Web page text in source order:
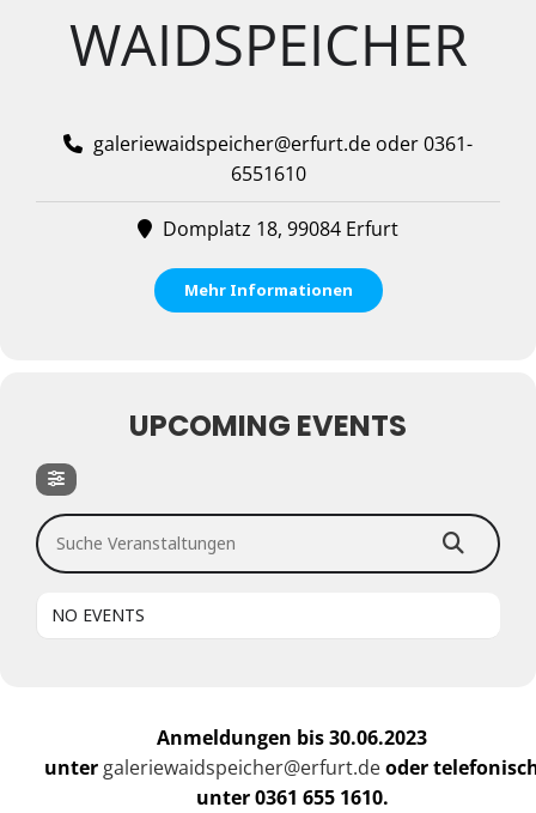
WAIDSPEICHER
galeriewaidspeicher@erfurt.de oder 0361-
6551610
Domplatz 18, 99084 Erfurt
Mehr Informationen
UPCOMING EVENTS
Suche Veranstaltungen
NO EVENTS
Anmeldungen bis 30.06.2023
unter galeriewaidspeicher@erfurt.deoder
unter 0361 655 1610.